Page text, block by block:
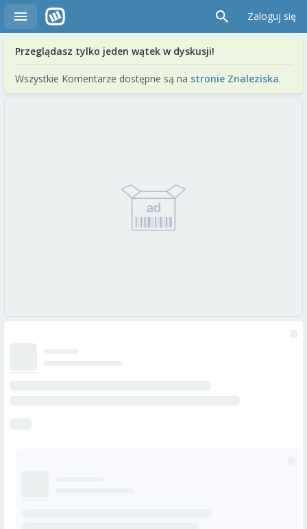
Zaloguj się
Przeglądasz tylko jeden wątek w dyskusji!
Wszystkie Komentarze dostępne są na stronie Znaleziska.